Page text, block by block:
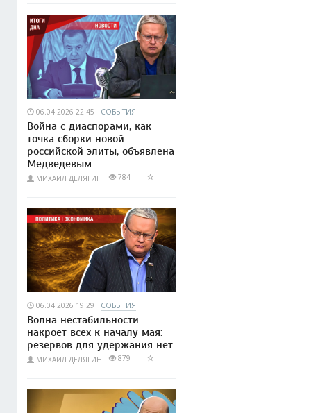
06.04.2026 22:45 СОБЫТИЯ
Война с диаспорами, как
точка сборки новой
российской элиты, объявлена
Медведевым
МИХАИЛ ДЕЛЯГИН 784
06.04.2026 19:29 СОБЫТИЯ
Волна нестабильности
накроет всех к началу мая:
резервов для удержания нет
МИХАИЛ ДЕЛЯГИН 879